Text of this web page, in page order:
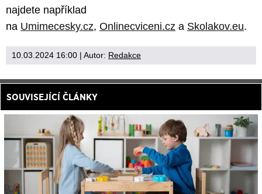
najdete například
na Umimecesky.cz, Onlinecviceni.cz a Skolakov.eu.
10.03.2024 16:00 | Autor: Redakce
SOUVISEJÍCÍ ČLÁNKY